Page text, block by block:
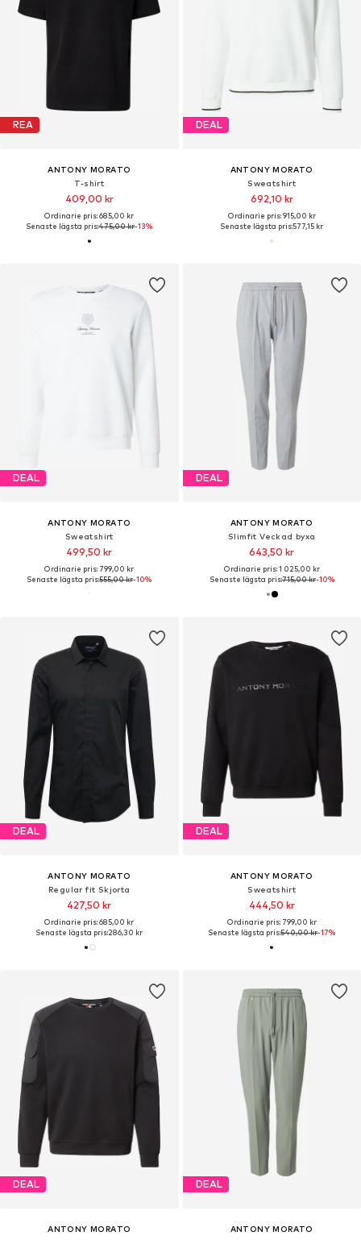
REA
ANTONY MORATO
T-shirt
409,00 kr
Ordinarie pris: 685,00 kr
Senaste lägsta pris:475,00 kr-13%
DEAL
ANTONY MORATO
Sweatshirt
692,10 kr
Ordinarie pris: 915,00 kr
Senaste lägsta pris:577,15 kr
DEAL
ANTONY MORATO
Sweatshirt
499,50 kr
Ordinarie pris: 799,00 kr
Senaste lägsta pris:555,00 kr-10%
DEAL
ANTONY MORATO
Slimfit Veckad byxa
643,50 kr
Ordinarie pris: 1 025,00 kr
Senaste lägsta pris:715,00 kr-10%
DEAL
ANTONY MORATO
Regular fit Skjorta
427,50 kr
Ordinarie pris: 685,00 kr
Senaste lägsta pris:286,30 kr
DEAL
ANTONY MORATO
Sweatshirt
444,50 kr
Ordinarie pris: 799,00 kr
Senaste lägsta pris:540,00 kr-17%
DEAL
ANTONY MORATO
DEAL
ANTONY MORATO